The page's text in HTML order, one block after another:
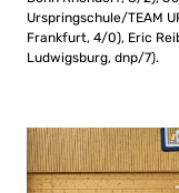
Urspringschule/TEAM
Frankfurt, 4/0), Eric
Ludwigsburg, dnp/7).